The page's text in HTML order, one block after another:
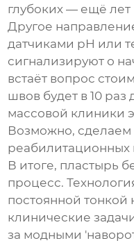
глубоких — ещё лет
Другое
датчиками pH или
сигнализируют о
встаёт вопрос
швов будет в 10
массовой клиники
Возможно,
реабилитационных
В итоге, пластырь
процесс.
постоянной
клинические
за модными